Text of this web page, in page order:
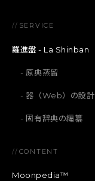
// SERVICE
羅進盤 - La Shinban
原典蒸留
器（Web）の設計
固有辞典の編纂
// CONTENT
Moonpedia™